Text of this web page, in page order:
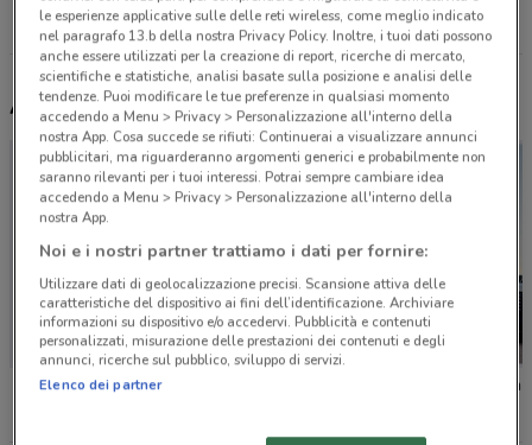
Tutti i negozi Mitsubishi
Altri volantini nelle vicinanze
Budget Nissan
le esperienze applicative sulle delle reti wireless, come meglio indicato
nel paragrafo 13.b della nostra Privacy Policy. Inoltre, i tuoi dati possono
anche essere utilizzati per la creazione di report, ricerche di mercato,
scientifiche e statistiche, analisi basate sulla posizione e analisi delle
tendenze. Puoi modificare le tue preferenze in qualsiasi momento
accedendo a Menu > Privacy > Personalizzazione all'interno della
nostra App. Cosa succede se rifiuti: Continuerai a visualizzare annunci
pubblicitari, ma riguarderanno argomenti generici e probabilmente non
saranno rilevanti per i tuoi interessi. Potrai sempre cambiare idea
accedendo a Menu > Privacy > Personalizzazione all'interno della
nostra App.
Noi e i nostri partner trattiamo i dati per fornire:
Utilizzare dati di geolocalizzazione precisi. Scansione attiva delle
caratteristiche del dispositivo ai fini dell’identificazione. Archiviare
informazioni su dispositivo e/o accedervi. Pubblicità e contenuti
personalizzati, misurazione delle prestazioni dei contenuti e degli
annunci, ricerche sul pubblico, sviluppo di servizi.
Elenco dei partner